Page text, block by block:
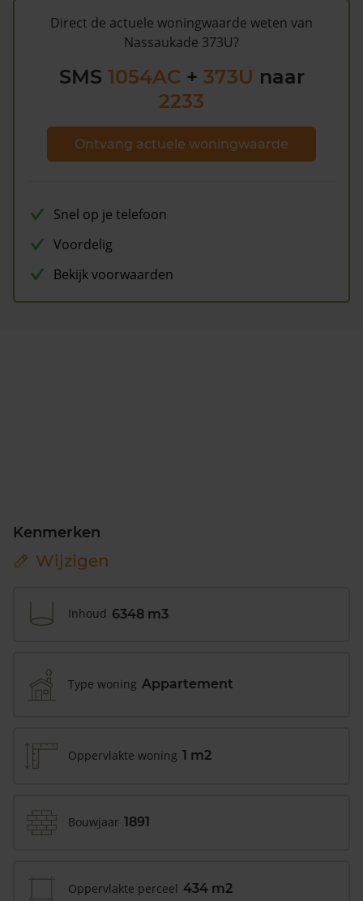
Direct de actuele woningwaarde weten van
Nassaukade 373U?
SMS 1054AC + 373U naar
2233
Ontvang actuele woningwaarde
Snel op je telefoon
Voordelig
Bekijk voorwaarden
Kenmerken
Wijzigen
Inhoud 6348 m3
Type woning Appartement
Oppervlakte woning 1 m2
Bouwjaar 1891
Oppervlakte perceel 434 m2